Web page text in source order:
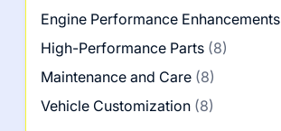
Engine Performance Enhancements
High-Performance Parts (8)
Maintenance and Care (8)
Vehicle Customization (8)